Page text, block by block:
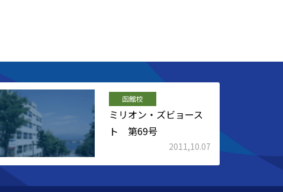
函館校
ミリオン・ズビョース
ト 第69号
2011,10.07